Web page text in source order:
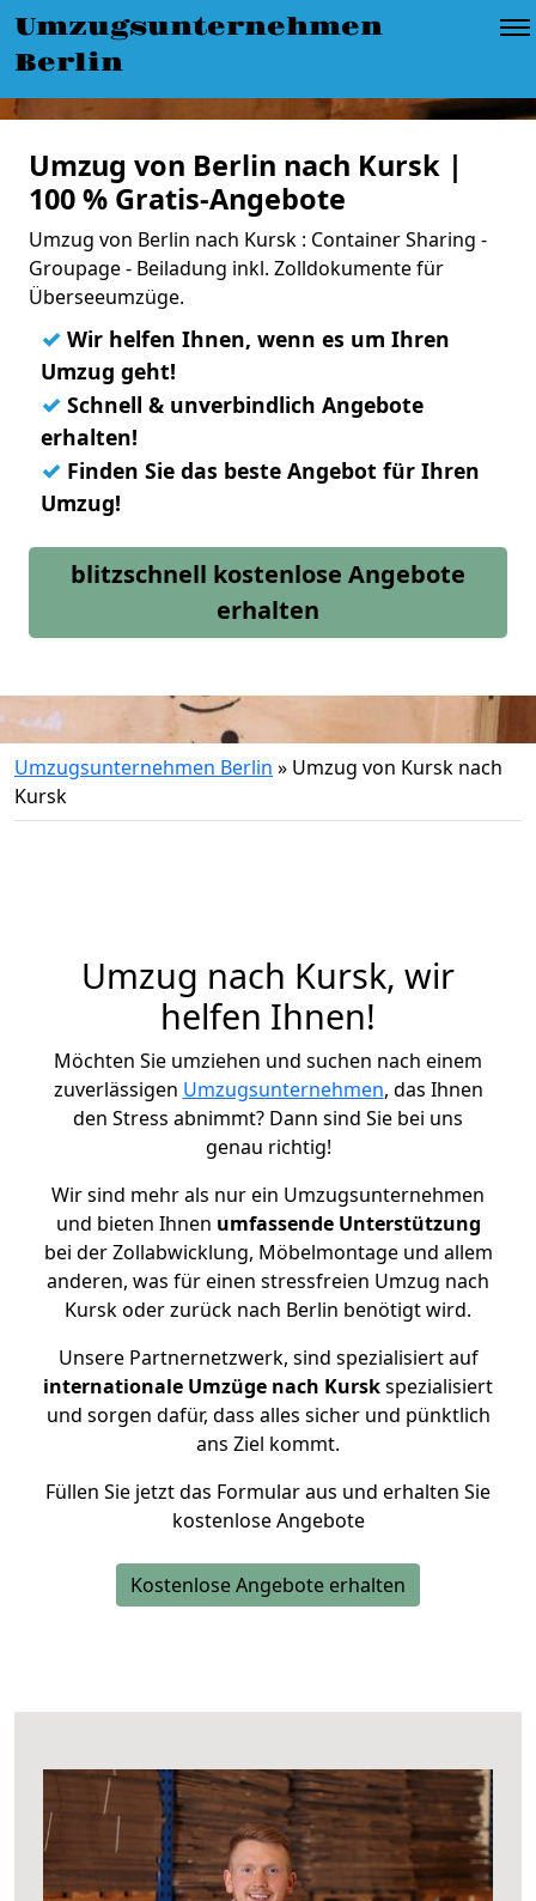
Umzugsunternehmen
Berlin
Umzug von Berlin nach Kursk |
100 % Gratis-Angebote
Umzug von Berlin nach Kursk : Container Sharing -
Groupage - Beiladung inkl. Zolldokumente für
Überseeumzüge.
✓ Wir helfen Ihnen, wenn es um Ihren
Umzug geht!
✓ Schnell & unverbindlich Angebote
erhalten!
✓ Finden Sie das beste Angebot für Ihren
Umzug!
blitzschnell kostenlose Angebote
erhalten
Umzugsunternehmen Berlin » Umzug von Kursk nach
Kursk
Umzug nach Kursk, wir
helfen Ihnen!
Möchten Sie umziehen und suchen nach einem
zuverlässigen Umzugsunternehmen, das Ihnen
den Stress abnimmt? Dann sind Sie bei uns
genau richtig!
Wir sind mehr als nur ein Umzugsunternehmen
und bieten Ihnen umfassende Unterstützung
bei der Zollabwicklung, Möbelmontage und allem
anderen, was für einen stressfreien Umzug nach
Kursk oder zurück nach Berlin benötigt wird.
Unsere Partnernetzwerk, sind spezialisiert auf
internationale Umzüge nach Kurskspezialisiert
und sorgen dafür, dass alles sicher und pünktlich
ans Ziel kommt.
Füllen Sie jetzt das Formular aus und erhalten Sie
kostenlose Angebote
Kostenlose Angebote erhalten